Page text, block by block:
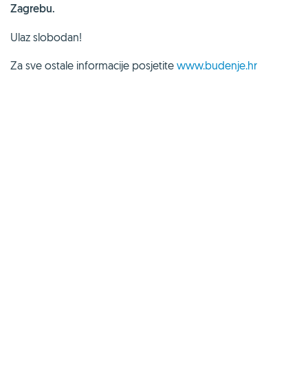
Zagrebu.
Ulaz slobodan!
Za sve ostale informacije posjetite www.budenje.hr